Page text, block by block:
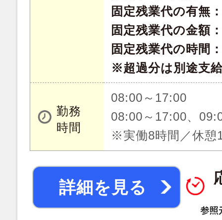
固定残業代の有無
固定残業代の金額
固定残業代の時間
※超過分は別途支
勤務
時間
08:00～17:00
08:00～17:00、
※実働8時間／休憩
詳細を見る